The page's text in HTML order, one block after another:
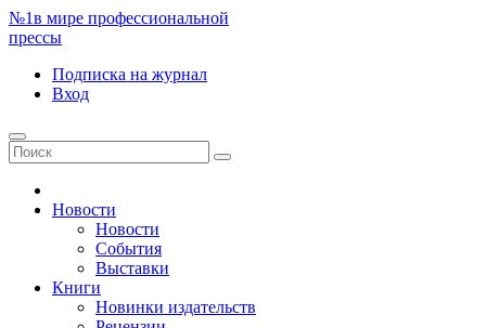
№1в мире профессиональной
прессы
Подписка на журнал
Вход
Новости
Новости
События
Выставки
Книги
Новинки издательств